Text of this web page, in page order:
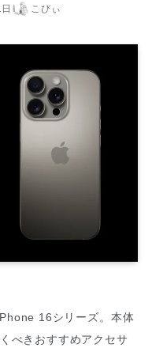
こびぃ
16シリーズ。本体
べきおすすめアクセサ